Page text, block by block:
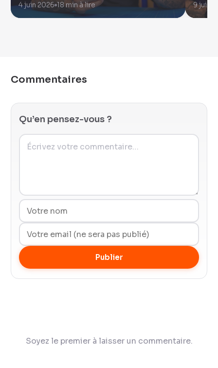
4 juin 2026 18 min à lire 9 juin
Commentaires
Qu’en pensez-vous ?
Publier
Soyez le premier à laisser un commentaire.